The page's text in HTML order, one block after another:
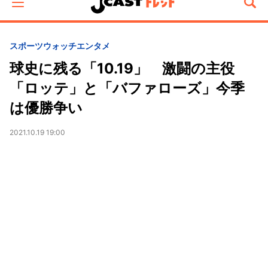
スポーツウォッチエンタメ
球史に残る「10.19」 激闘の主役
「ロッテ」と「バファローズ」今季
は優勝争い
2021.10.19 19:00